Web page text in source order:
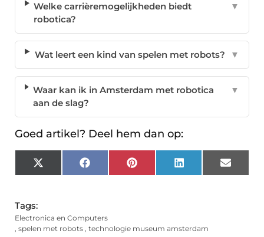
Welke carrièremogelijkheden biedt
robotica?
▼
Wat leert een kind van spelen met robots? ▼
Waar kan ik in Amsterdam met robotica
aan de slag?
▼
Goed artikel? Deel hem dan op:
X
(Twitter)
FacebookPinterest LinkedIn Email
Tags:
Electronica en Computers
, spelen met robots , technologie museum amsterdam